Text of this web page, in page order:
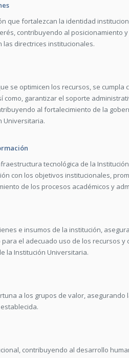
que fortalezcan la identidad
contribuyendo al posicionamiento
las directrices institucionales.
se optimicen los recursos, se cumpla
como, garantizar el soporte
al fortalecimiento de la
Universitaria.
tecnológica de la
con los objetivos institucionales,
de los procesos académicos y
e insumos de la institución,
el adecuado uso de los recursos y
la Institución Universitaria.
a los grupos de valor, asegurando
contribuyendo al desarrollo